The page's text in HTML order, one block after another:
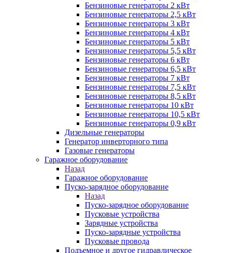
Бензиновые генераторы 2 кВт
Бензиновые генераторы 2,5 кВт
Бензиновые генераторы 3 кВт
Бензиновые генераторы 4 кВт
Бензиновые генераторы 5 кВт
Бензиновые генераторы 5,5 кВт
Бензиновые генераторы 6 кВт
Бензиновые генераторы 6,5 кВт
Бензиновые генераторы 7 кВт
Бензиновые генераторы 7,5 кВт
Бензиновые генераторы 8,5 кВт
Бензиновые генераторы 10 кВт
Бензиновые генераторы 10,5 кВт
Бензиновые генераторы 0,9 кВт
Дизельные генераторы
Генератор инверторного типа
Газовые генераторы
Гаражное оборудование
Назад
Гаражное оборудование
Пуско-зарядное оборудование
Назад
Пуско-зарядное оборудование
Пусковые устройства
Зарядные устройства
Пуско-зарядные устройства
Пусковые провода
Подъемное и другое гидравлическое